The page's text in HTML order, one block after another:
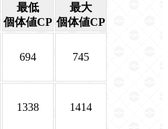
最低
個体値CP
最大
個体値CP
694 745
1338 1414